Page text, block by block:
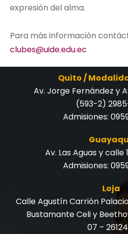
expresión del alma.
Para más información
clubes@uide.edu.ec
Quito /
Av. Jorge Fernández y
(593-2)
Admisiones:
Av. Las Aguas y calle
Admisiones:
Loja
Calle Agustín Carrión
Bustamante Celi y
07 –